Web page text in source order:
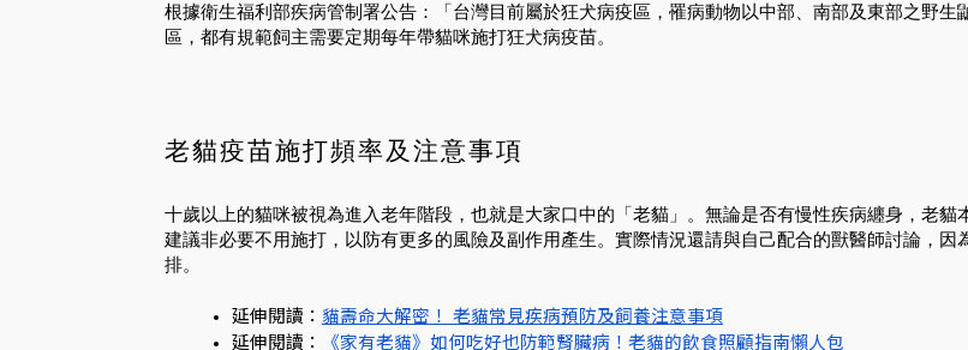
根據衛生福利部疾病管制署公告：「台灣目前屬於狂犬病疫區，罹病動物以中部、南部及東部之野
區，都有規範飼主需要定期每年帶貓咪施打狂犬病疫苗。
老貓疫苗施打頻率及注意事項
十歲以上的貓咪被視為進入老年階段，也就是大家口中的「老貓」。無論是否有慢性疾病纏身，老
建議非必要不用施打，以防有更多的風險及副作用產生。實際情況還請與自己配合的獸醫師討論，
排。
延伸閱讀： 貓壽命大解密！ 老貓常見疾病預防及飼養注意事項
延伸閱讀：
《家有老貓》如何吃好也防範腎臟病！老貓的飲食照顧指南懶人包